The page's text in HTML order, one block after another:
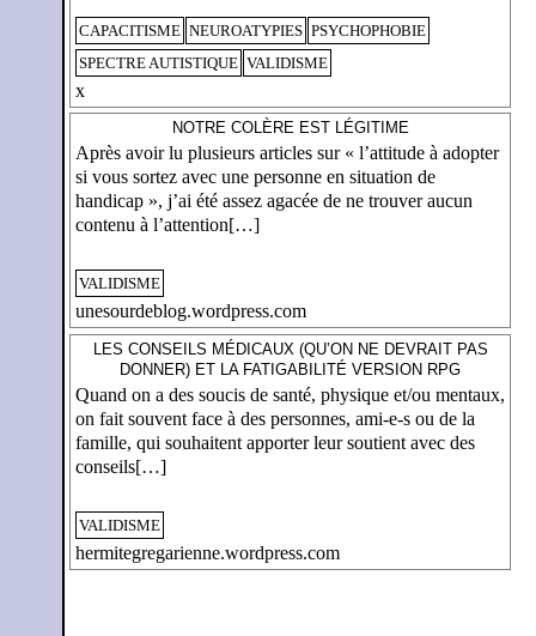
CAPACITISME NEUROATYPIES PSYCHOPHOBIE
SPECTRE AUTISTIQUE VALIDISME
x
NOTRE COLÈRE EST LÉGITIME
Après avoir lu plusieurs articles sur « l’attitude à adopter
si vous sortez avec une personne en situation de
handicap », j’ai été assez agacée de ne trouver aucun
contenu à l’attention[…]
VALIDISME
unesourdeblog.wordpress.com
LES CONSEILS MÉDICAUX (QU’ON NE DEVRAIT PAS
DONNER) ET LA FATIGABILITÉ VERSION RPG
Quand on a des soucis de santé, physique et/ou mentaux,
on fait souvent face à des personnes, ami-e-s ou de la
famille, qui souhaitent apporter leur soutient avec des
conseils[…]
VALIDISME
hermitegregarienne.wordpress.com